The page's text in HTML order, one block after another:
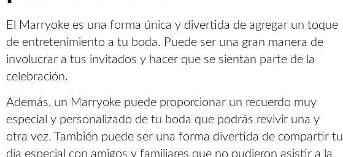
El Marryoke es una forma única y divertida de agregar un toque
de entretenimiento a tu boda. Puede ser una gran manera de
involucrar a tus invitados y hacer que se sientan parte de la
celebración.
Además, un Marryoke puede proporcionar un recuerdo muy
especial y personalizado de tu boda que podrás revivir una y
otra vez. También puede ser una forma divertida de compartir tu
día especial con amigos y familiares que no pudieron asistir a la